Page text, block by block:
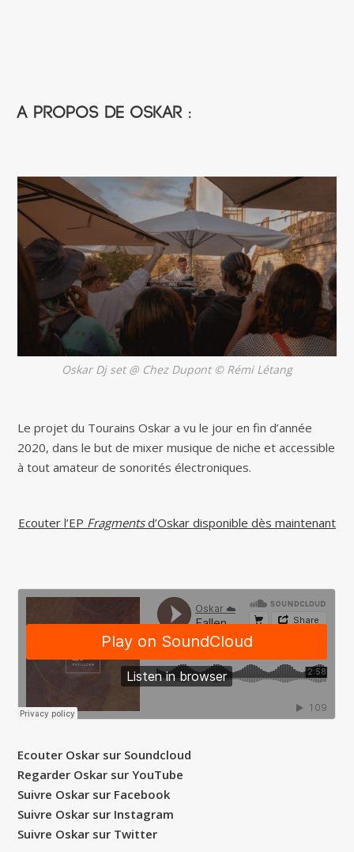
A propos de Oskar :
Oskar Dj set @ Chez Dupont © Rémi Létang
Le projet du Tourains Oskar a vu le jour en fin d’année
2020, dans le but de mixer musique de niche et accessible
à tout amateur de sonorités électroniques.
Ecouter l’EP Fragmentsd’Oskar disponible dès maintenant
Ecouter Oskar sur Soundcloud
Regarder Oskar sur YouTube
Suivre Oskar sur Facebook
Suivre Oskar sur Instagram
Suivre Oskar sur Twitter